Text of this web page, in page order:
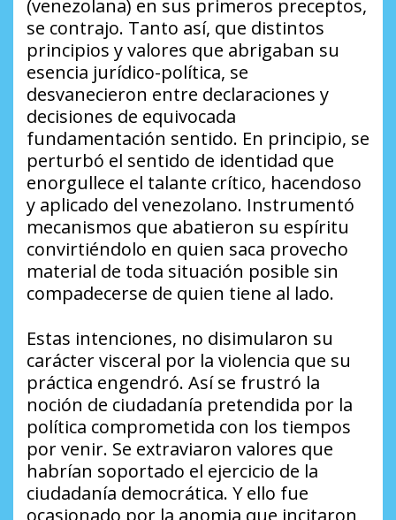
(venezolana) en sus primeros preceptos,
se contrajo. Tanto así, que distintos
principios y valores que abrigaban su
esencia jurídico-política, se
desvanecieron entre declaraciones y
decisiones de equivocada
fundamentación sentido. En principio, se
perturbó el sentido de identidad que
enorgullece el talante crítico, hacendoso
y aplicado del venezolano. Instrumentó
mecanismos que abatieron su espíritu
convirtiéndolo en quien saca provecho
material de toda situación posible sin
compadecerse de quien tiene al lado.
Estas intenciones, no disimularon su
carácter visceral por la violencia que su
práctica engendró. Así se frustró la
noción de ciudadanía pretendida por la
política comprometida con los tiempos
por venir. Se extraviaron valores que
habrían soportado el ejercicio de la
ciudadanía democrática. Y ello fue